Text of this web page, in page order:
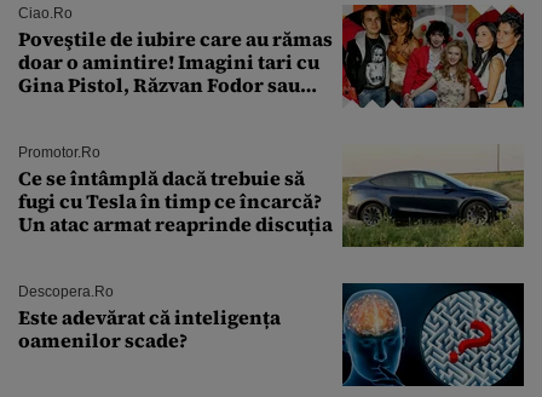
îmi salvez viața”
Ciao.ro
Poveştile de iubire care au rămas
doar o amintire! Imagini tari cu
Gina Pistol, Răzvan Fodor sau
Promotor.ro
Ce se întâmplă dacă trebuie să
fugi cu Tesla în timp ce încarcă?
Un atac armat reaprinde discuția
Descopera.ro
Este adevărat că inteligența
oamenilor scade?